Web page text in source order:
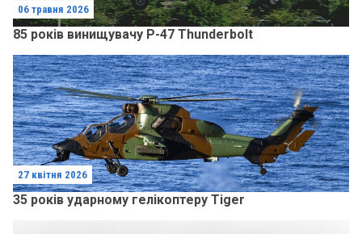
06 травня 2026
85 років винищувачу P-47 Thunderbolt
27 квітня 2026
35 років ударному гелікоптеру Tiger